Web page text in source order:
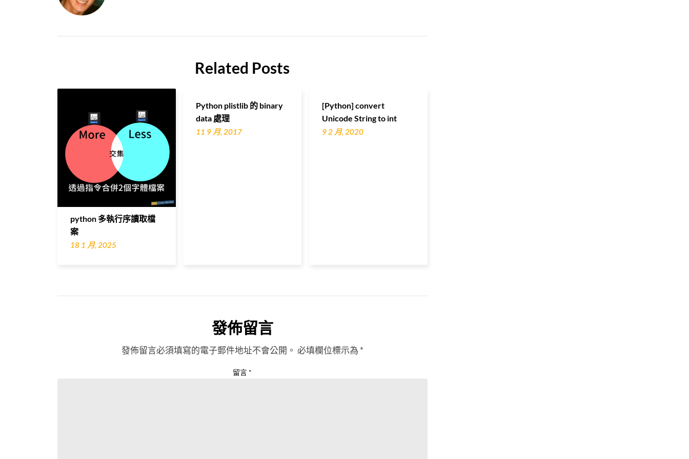
Related Posts
python 多執行序讀取檔
案
18 1 月, 2025
Python plistlib 的 binary
data 處理
11 9 月, 2017
[Python] convert
Unicode String to int
9 2 月, 2020
發佈留言
發佈留言必須填寫的電子郵件地址不會公開。 必填欄位標示為 *
留言 *